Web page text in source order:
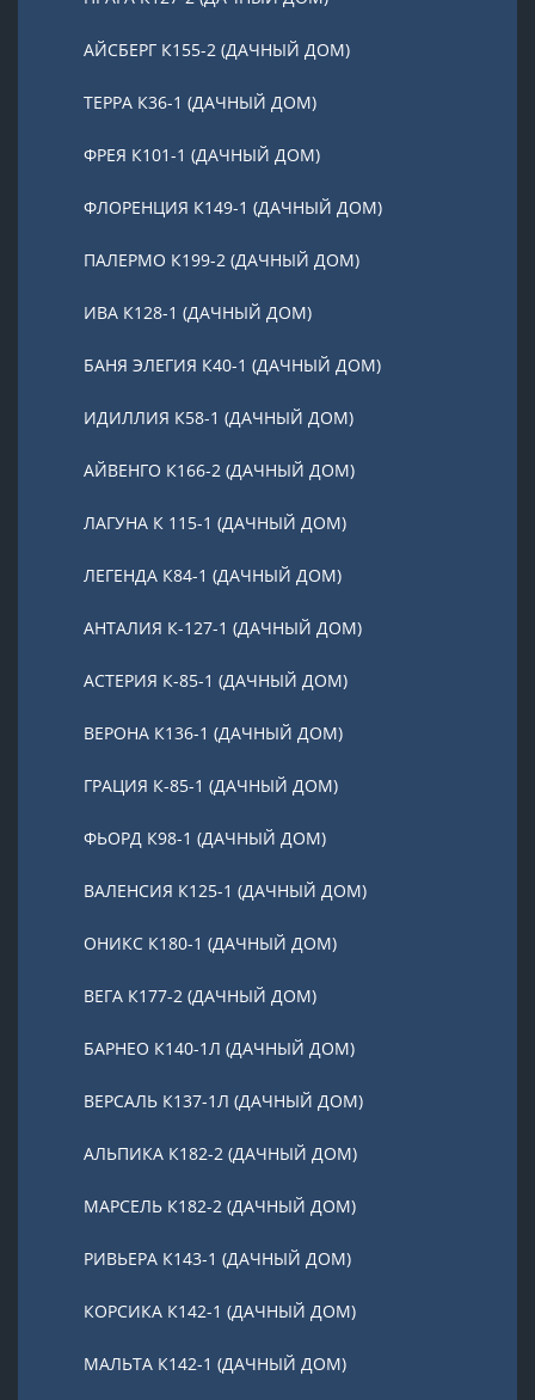
АЙСБЕРГ К155-2 (ДАЧНЫЙ ДОМ)
ТЕРРА К36-1 (ДАЧНЫЙ ДОМ)
ФРЕЯ К101-1 (ДАЧНЫЙ ДОМ)
ФЛОРЕНЦИЯ К149-1 (ДАЧНЫЙ ДОМ)
ПАЛЕРМО К199-2 (ДАЧНЫЙ ДОМ)
ИВА К128-1 (ДАЧНЫЙ ДОМ)
БАНЯ ЭЛЕГИЯ К40-1 (ДАЧНЫЙ ДОМ)
ИДИЛЛИЯ К58-1 (ДАЧНЫЙ ДОМ)
АЙВЕНГО К166-2 (ДАЧНЫЙ ДОМ)
ЛАГУНА К 115-1 (ДАЧНЫЙ ДОМ)
ЛЕГЕНДА К84-1 (ДАЧНЫЙ ДОМ)
АНТАЛИЯ К-127-1 (ДАЧНЫЙ ДОМ)
АСТЕРИЯ К-85-1 (ДАЧНЫЙ ДОМ)
ВЕРОНА К136-1 (ДАЧНЫЙ ДОМ)
ГРАЦИЯ К-85-1 (ДАЧНЫЙ ДОМ)
ФЬОРД К98-1 (ДАЧНЫЙ ДОМ)
ВАЛЕНСИЯ К125-1 (ДАЧНЫЙ ДОМ)
ОНИКС К180-1 (ДАЧНЫЙ ДОМ)
ВЕГА К177-2 (ДАЧНЫЙ ДОМ)
БАРНЕО К140-1Л (ДАЧНЫЙ ДОМ)
ВЕРСАЛЬ К137-1Л (ДАЧНЫЙ ДОМ)
АЛЬПИКА К182-2 (ДАЧНЫЙ ДОМ)
МАРСЕЛЬ К182-2 (ДАЧНЫЙ ДОМ)
РИВЬЕРА К143-1 (ДАЧНЫЙ ДОМ)
КОРСИКА К142-1 (ДАЧНЫЙ ДОМ)
МАЛЬТА К142-1 (ДАЧНЫЙ ДОМ)